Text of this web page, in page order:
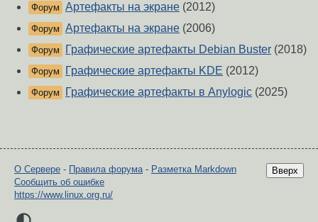
Форум Артефакты на экране (2012)
Форум Артефакты на экране (2006)
Форум Графические артефакты Debian Buster (2018)
Форум Графические артефакты KDE (2012)
Форум Графические артефакты в Anylogic (2025)
Вверх
О Сервере - Правила форума- Разметка Markdown
Сообщить об ошибке
https://www.linux.org.ru/